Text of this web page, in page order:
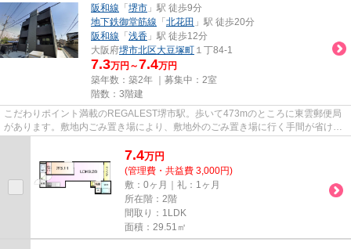
阪和線 「 堺市 」駅 徒歩9分
地下鉄御堂筋線 「 北花田 」駅 徒歩20分
阪和線 「 浅香 」駅 徒歩12分
大阪府堺市北区大豆塚町 １丁84-1
7.3万円～7.4万円
築年数：築2年 ｜募集中： 2室
階数：3階建
こだわりポイント満載のREGALEST堺市駅。歩いて473mのところに東雲郵便局
があります。敷地内ごみ置き場により、敷地外のごみ置き場に行く手間が省けま
7.4万円
(管理費・共益費 3,000円)
敷：0ヶ月｜礼：1ヶ月
所在階：2階
間取り：1LDK
面積：29.51㎡